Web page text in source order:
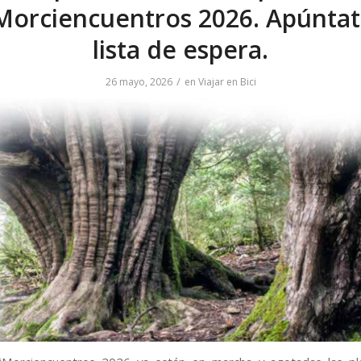
2026.
lista de espera.
26 mayo, 2026 / en Viajar en Bici